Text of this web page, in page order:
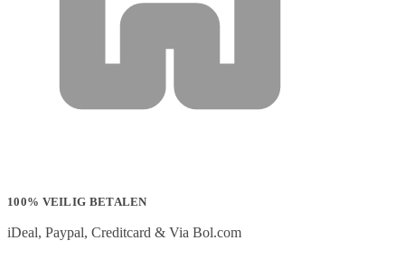
100% VEILIG BETALEN
iDeal, Paypal, Creditcard & Via Bol.com